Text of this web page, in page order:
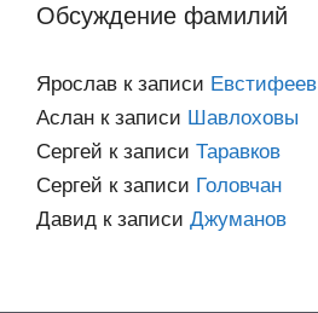
Обсуждение фамилий
Ярослав к записи Евстифеев
Аслан к записи Шавлоховы
Сергей к записи Таравков
Сергей к записи Головчан
Давид к записи Джуманов